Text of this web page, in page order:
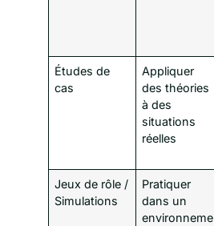
Études de
cas
Appliquer
des théories
à des
situations
réelles
Jeux de rôle /
Simulations
Pratiquer
dans un
environneme